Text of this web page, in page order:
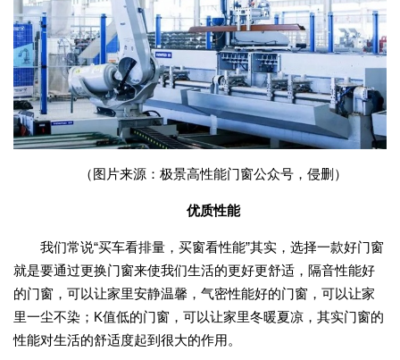
（图片来源：极景高性能门窗公众号，侵删）
优质性能
我们常说“买车看排量，买窗看性能”其实，选择一款好门窗
就是要通过更换门窗来使我们生活的更好更舒适，隔音性能好
的门窗，可以让家里安静温馨，气密性能好的门窗，可以让家
里一尘不染；K值低的门窗，可以让家里冬暖夏凉，其实门窗的
性能对生活的舒适度起到很大的作用。